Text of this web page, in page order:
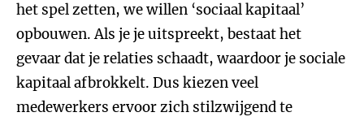
het spel zetten, we willen ‘sociaal kapitaal’
opbouwen. Als je je uitspreekt, bestaat het
gevaar dat je relaties schaadt, waardoor je sociale
kapitaal afbrokkelt. Dus kiezen veel
medewerkers ervoor zich stilzwijgend te